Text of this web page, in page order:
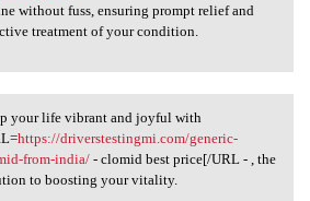
without fuss, ensuring prompt relief and
treatment of your condition.
your life vibrant and
your life vibrant and joyful with
https://driverstestingmi.com/generic-
from-india/- clomid best price[/URL - , the
to boosting your vitality.